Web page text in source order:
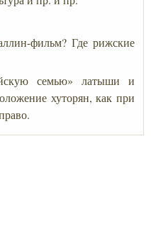
фильм? Где рижские
семью» латыши и
хуторян, как при